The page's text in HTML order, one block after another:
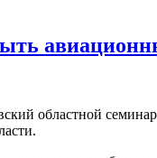
областной